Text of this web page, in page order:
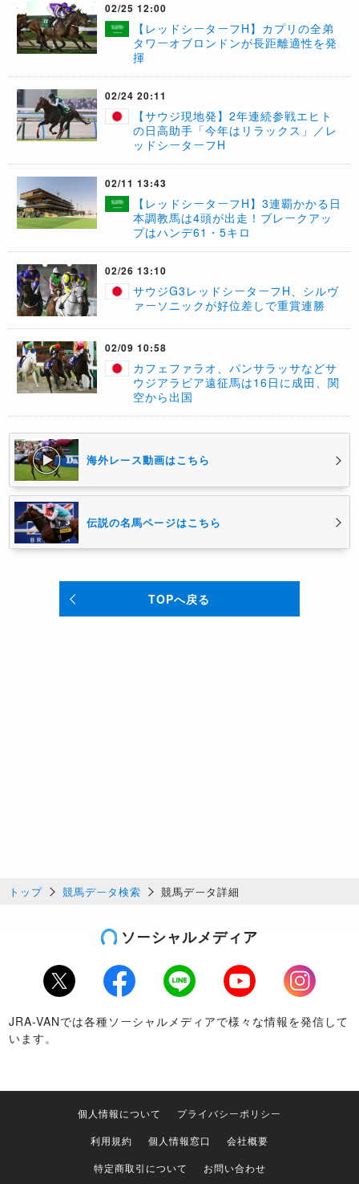
02/25 12:00
【レッドシーターフH】カプリの全弟
タワーオブロンドンが長距離適性を発
揮
02/24 20:11
【サウジ現地発】2年連続参戦エヒト
の日高助手「今年はリラックス」／レ
ッドシーターフH
02/11 13:43
【レッドシーターフH】3連覇かかる日
本調教馬は4頭が出走！ブレークアッ
プはハンデ61・5キロ
02/26 13:10
サウジG3レッドシーターフH、シルヴ
ァーソニックが好位差しで重賞連勝
02/09 10:58
カフェファラオ、パンサラッサなどサ
ウジアラビア遠征馬は16日に成田、関
空から出国
海外レース動画はこちら
伝説の名馬ページはこちら
TOPへ戻る
トップ 競馬データ検索 競馬データ詳細
ソーシャルメディア
Twitter Facebook LINE Youtube
Instagram
JRA-VANでは各種ソーシャルメディアで様々な情報を発信して
います。
個人情報について
プライバシーポリシー
利用規約
個人情報窓口
会社概要
特定商取引について
お問い合わせ